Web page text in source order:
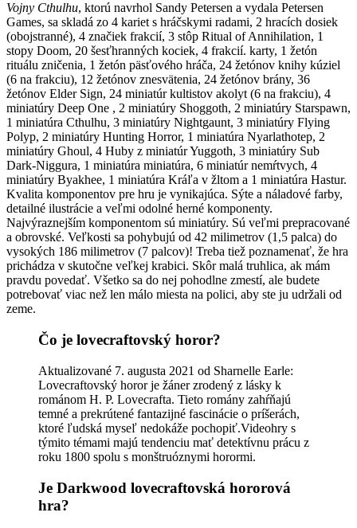
Vojny Cthulhu, ktorú navrhol Sandy Petersen a vydala Petersen
Games, sa skladá zo 4 kariet s hráčskymi radami, 2 hracích dosiek
(obojstranné), 4 značiek frakcií, 3 stôp Ritual of Annihilation, 1
stopy Doom, 20 šesťhranných kociek, 4 frakcií. karty, 1 žetón
rituálu zničenia, 1 žetón päsťového hráča, 24 žetónov knihy kúziel
(6 na frakciu), 12 žetónov znesvätenia, 24 žetónov brány, 36
žetónov Elder Sign, 24 miniatúr kultistov akolyt (6 na frakciu), 4
miniatúry Deep One , 2 miniatúry Shoggoth, 2 miniatúry Starspawn,
1 miniatúra Cthulhu, 3 miniatúry Nightgaunt, 3 miniatúry Flying
Polyp, 2 miniatúry Hunting Horror, 1 miniatúra Nyarlathotep, 2
miniatúry Ghoul, 4 Huby z miniatúr Yuggoth, 3 miniatúry Sub
Dark-Niggura, 1 miniatúra miniatúra, 6 miniatúr nemŕtvych, 4
miniatúry Byakhee, 1 miniatúra Kráľa v žltom a 1 miniatúra Hastur.
Kvalita komponentov pre hru je vynikajúca. Sýte a náladové farby,
detailné ilustrácie a veľmi odolné herné komponenty.
Najvýraznejším komponentom sú miniatúry. Sú veľmi prepracované
a obrovské. Veľkosti sa pohybujú od 42 milimetrov (1,5 palca) do
vysokých 186 milimetrov (7 palcov)! Treba tiež poznamenať, že hra
prichádza v skutočne veľkej krabici. Skôr malá truhlica, ak mám
pravdu povedať. Všetko sa do nej pohodlne zmestí, ale budete
potrebovať viac než len málo miesta na polici, aby ste ju udržali od
zeme.
Čo je lovecraftovský horor?
Aktualizované 7. augusta 2021 od Sharnelle Earle:
Lovecraftovský horor je žáner zrodený z lásky k
románom H. P. Lovecrafta. Tieto romány zahŕňajú
temné a prekrútené fantazijné fascinácie o príšerách,
ktoré ľudská myseľ nedokáže pochopiť.Videohry s
týmito témami majú tendenciu mať detektívnu prácu z
roku 1800 spolu s monštruóznymi horormi.
Je Darkwood lovecraftovská hororová
hra?